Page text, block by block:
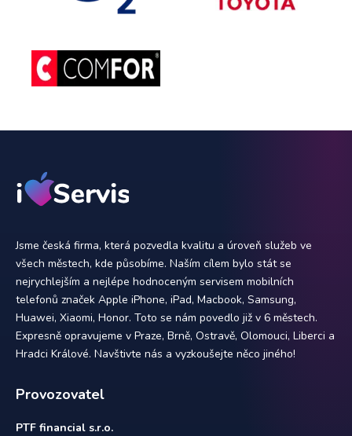
Jsme česká firma, která pozvedla kvalitu a úroveň služeb ve
všech městech, kde působíme. Naším cílem bylo stát se
nejrychlejším a nejlépe hodnoceným servisem mobilních
telefonů značek Apple iPhone, iPad, Macbook, Samsung,
Huawei, Xiaomi, Honor. Toto se nám povedlo již v 6 městech.
Expresně opravujeme v Praze, Brně, Ostravě, Olomouci, Liberci a
Hradci Králové. Navštivte nás a vyzkoušejte něco jiného!
Provozovatel
PTF financial s.r.o.